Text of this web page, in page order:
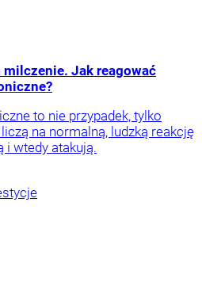
milczenie. Jak reagować
to nie przypadek, tylko
na normalną, ludzką reakcję
wtedy atakują.